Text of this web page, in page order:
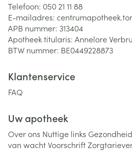
Telefoon: 050 21 11 88
E-mailadres:
APB nummer: 313404
Apotheek titularis: Annelore
BTW nummer: BE0449228873
Klantenservice
FAQ
Uw apotheek
Over ons Nuttige links
van wachtVoorschrift